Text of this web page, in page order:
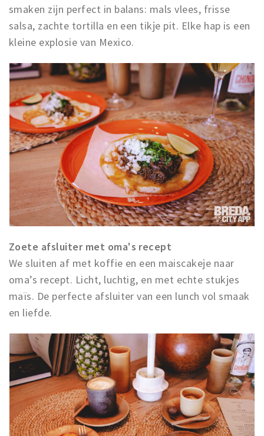
smaken zijn perfect in balans: mals vlees, frisse
salsa, zachte tortilla en een tikje pit. Elke hap is een
kleine explosie van Mexico.
Zoete afsluiter met oma's recept
We sluiten af met koffie en een maiscakeje naar
oma’s recept. Licht, luchtig, en met echte stukjes
maïs. De perfecte afsluiter van een lunch vol smaak
en liefde.